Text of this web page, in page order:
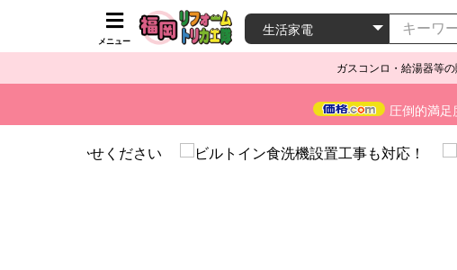
メニュー
ガスコンロ・給湯器等
圧倒的満足